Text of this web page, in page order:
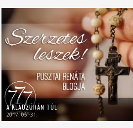
A KLAUZÚRÁN TÚL
2017. 05. 31.